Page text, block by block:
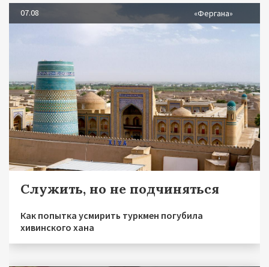
07.08 «Фергана»
Служить, но не подчиняться
Как попытка усмирить туркмен погубила
хивинского хана